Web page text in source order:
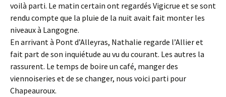
voilà parti. Le matin certain ont regardés Vigicrue et se sont
rendu compte que la pluie de la nuit avait fait monter les
niveaux à Langogne.
En arrivant à Pont d’Alleyras, Nathalie regarde l’Allier et
fait part de son inquiétude au vu du courant. Les autres la
rassurent. Le temps de boire un café, manger des
viennoiseries et de se changer, nous voici parti pour
Chapeauroux.